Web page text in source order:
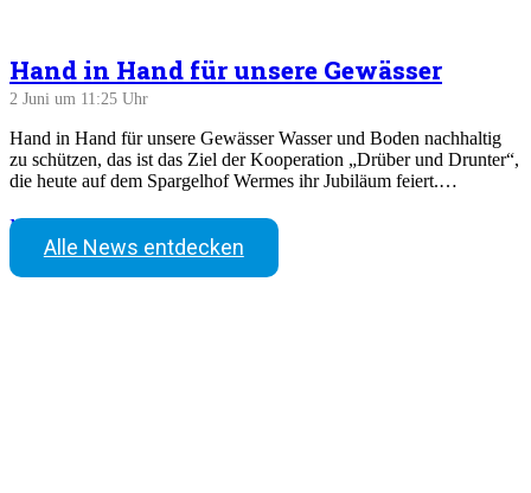
Hand in Hand für unsere Gewässer
2 Juni um 11:25 Uhr
Hand in Hand für unsere Gewässer Wasser und Boden nachhaltig
zu schützen, das ist das Ziel der Kooperation „Drüber und Drunter“,
die heute auf dem Spargelhof Wermes ihr Jubiläum feiert.…
Mehr erfahren
Alle News entdecken